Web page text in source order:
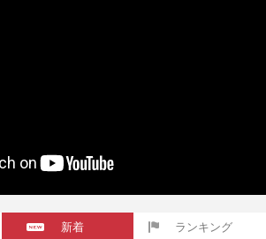
新着 ランキング